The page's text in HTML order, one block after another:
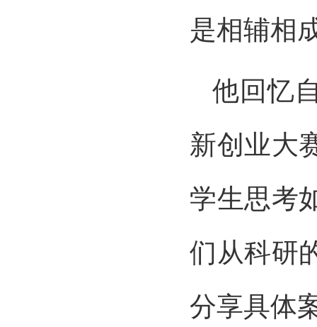
是相辅相
他回忆
新创业大
学生思考
们从科研
分享具体